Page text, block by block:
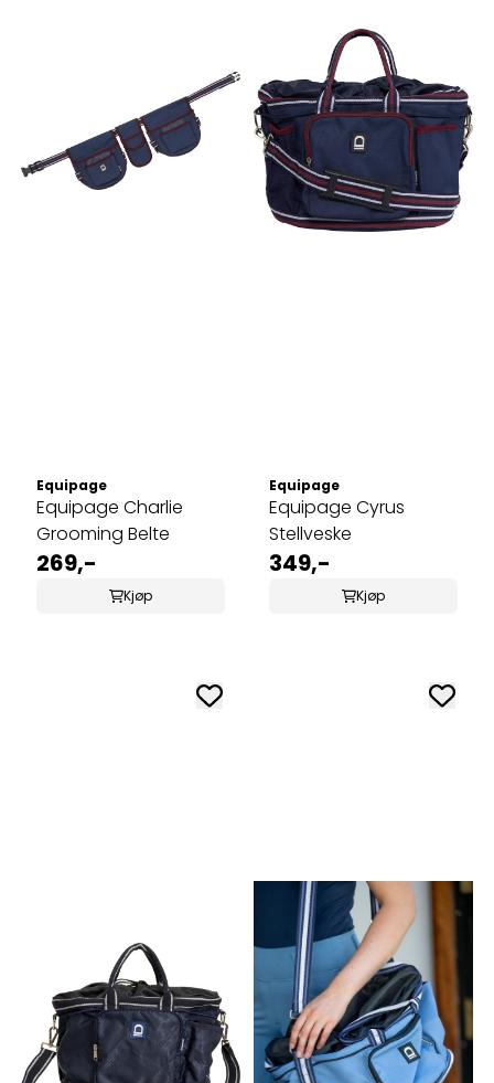
Equipage
Equipage Charlie
Grooming Belte
269,-
Kjøp
Equipage
Equipage Cyrus
Stellveske
349,-
Kjøp